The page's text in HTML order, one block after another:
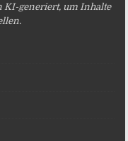
KI-generiert, um Inhalte